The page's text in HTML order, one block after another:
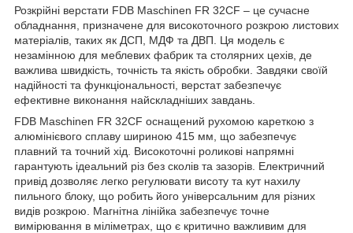
Розкрійні верстати FDB Maschinen FR 32CF – це сучасне
обладнання, призначене для високоточного розкрою листових
матеріалів, таких як ДСП, МДФ та ДВП. Ця модель є
незамінною для меблевих фабрик та столярних цехів, де
важлива швидкість, точність та якість обробки. Завдяки своїй
надійності та функціональності, верстат забезпечує
ефективне виконання найскладніших завдань.
FDB Maschinen FR 32CF оснащений рухомою кареткою з
алюмінієвого сплаву шириною 415 мм, що забезпечує
плавний та точний хід. Високоточні роликові напрямні
гарантують ідеальний різ без сколів та зазорів. Електричний
привід дозволяє легко регулювати висоту та кут нахилу
пильного блоку, що робить його універсальним для різних
видів розкрою. Магнітна лінійка забезпечує точне
вимірювання в міліметрах, що є критично важливим для